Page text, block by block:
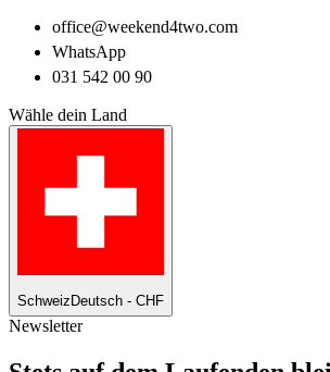
office@weekend4two.com
WhatsApp
031 542 00 90
Wähle dein Land
Schweiz Deutsch - CHF
Newsletter